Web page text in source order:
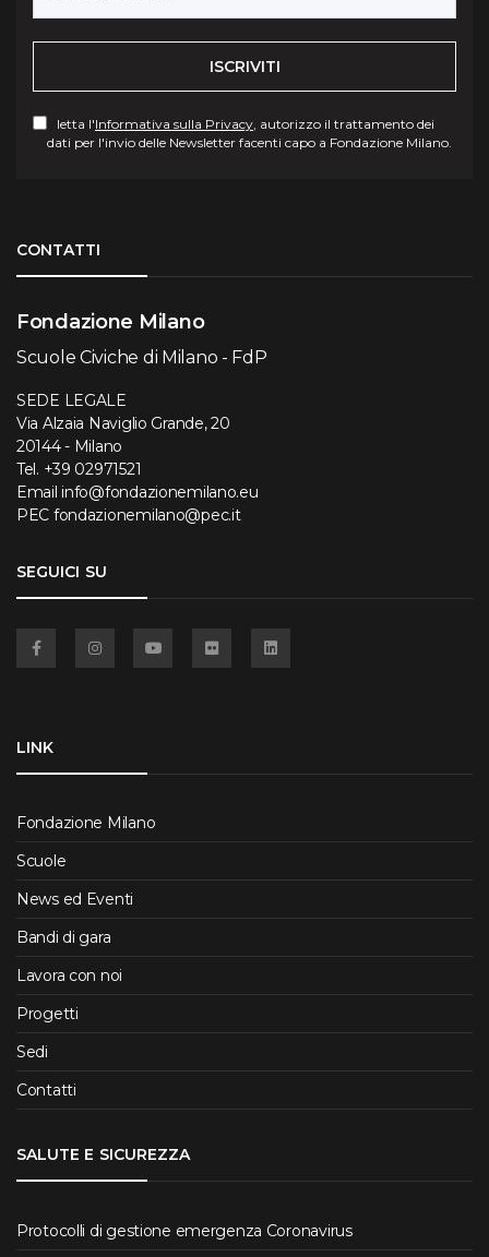
ISCRIVITI
letta l'Informativa sulla Privacy , autorizzo il trattamento dei
dati per l'invio delle Newsletter facenti capo a Fondazione Milano.
CONTATTI
Fondazione Milano
Scuole Civiche di Milano - FdP
SEDE LEGALE
Via Alzaia Naviglio Grande, 20
20144 - Milano
Tel. +39 02971521
Email info@fondazionemilano.eu
PEC fondazionemilano@pec.it
SEGUICI SU
LINK
Fondazione Milano
Scuole
News ed Eventi
Bandi di gara
Lavora con noi
Progetti
Sedi
Contatti
SALUTE E SICUREZZA
Protocolli di gestione emergenza Coronavirus